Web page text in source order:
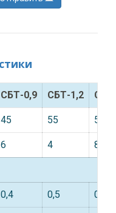
СБТ-0,9 СБТ-1,2
45 55 50
6 4 8
0,4 0,5 0,6